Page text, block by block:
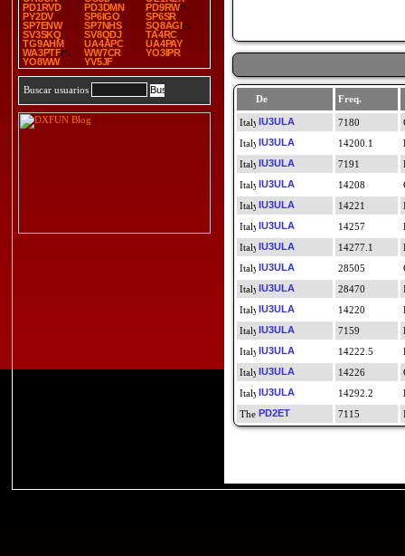
PD1RVD
PD3DMN
PD9RW
PY2DV
SP6IGO
SP6SR
SP7ENW
SP7NHS
SQ8AGI
SV3SKQ
SV8QDJ
TA4RC
TG9AHM
UA4APC
UA4PAY
WA3PTF
WW7CR
YO3IPR
YO8WW
YV5JF
Buscar usuarios
De Freq.
IU3ULA
7180
IU3ULA
14200.1
IU3ULA
7191
IU3ULA
14208
IU3ULA
14221
IU3ULA
14257
IU3ULA
14277.1
IU3ULA
28505
IU3ULA
28470
IU3ULA
14220
IU3ULA
7159
IU3ULA
14222.5
IU3ULA
14226
IU3ULA
14292.2
PD2ET
7115